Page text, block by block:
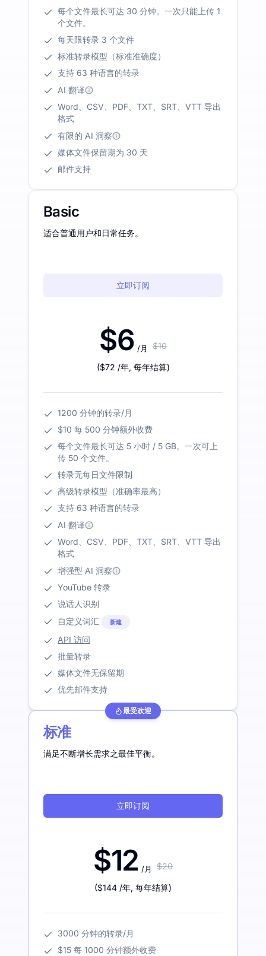
每个文件最长可达 30 分钟。一次只能上传 1
个文件。
每天限转录 3 个文件
标准转录模型（标准准确度）
支持 63 种语言的转录
AI 翻译
Word、CSV、PDF、TXT、SRT、VTT 导出
格式
有限的 AI 洞察
媒体文件保留期为 30 天
邮件支持
Basic
适合普通用户和日常任务。
立即订阅
$6 /月 $10
($72 /年, 每年结算)
1200 分钟的转录/月
$10 每 500 分钟额外收费
每个文件最长可达 5 小时 / 5 GB。一次可上
传 50 个文件。
转录无每日文件限制
高级转录模型（准确率最高）
支持 63 种语言的转录
AI 翻译
Word、CSV、PDF、TXT、SRT、VTT 导出
格式
增强型 AI 洞察
YouTube 转录
说话人识别
自定义词汇
新建
API 访问
批量转录
媒体文件无保留期
优先邮件支持
最受欢迎
标准
满足不断增长需求之最佳平衡。
立即订阅
$12 /月 $20
($144 /年, 每年结算)
3000 分钟的转录/月
$15 每 1000 分钟额外收费